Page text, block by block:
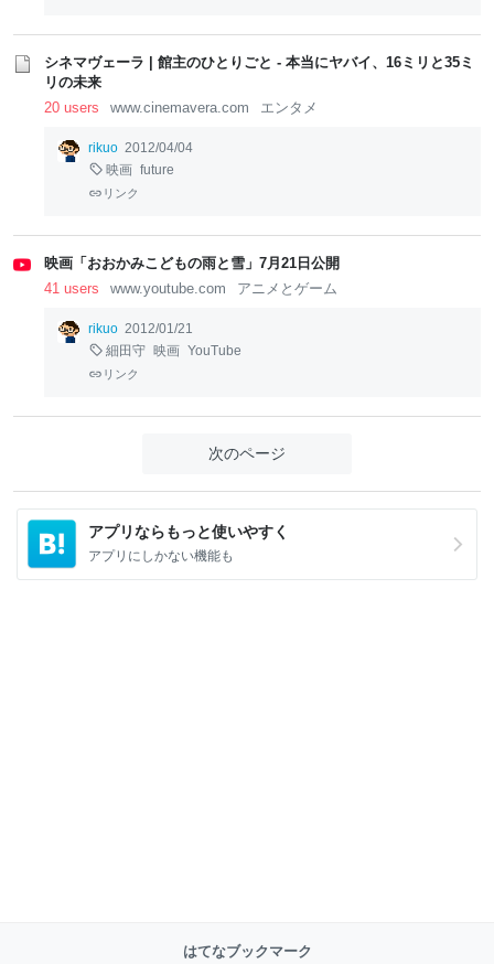
シネマヴェーラ | 館主のひとりごと - 本当にヤバイ、16ミリと35ミ
リの未来
20 users
www.cinemavera.com エンタメ
rikuo 2012/04/04
映画 future
リンク
映画「おおかみこどもの雨と雪」7月21日公開
41 users
www.youtube.com アニメとゲーム
rikuo 2012/01/21
細田守 映画 YouTube
リンク
次のページ
アプリならもっと使いやすく
アプリにしかない機能も
はてなブックマーク